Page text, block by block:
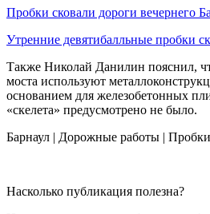
Пробки сковали дороги вечернего
Утренние девятибалльные пробки
Также Николай Данилин пояснил,
моста используют
основанием для железобетонных
«скелета» предусмотрено не было.
Барнаул | Дорожные работы | Пробки
Насколько публикация полезна?